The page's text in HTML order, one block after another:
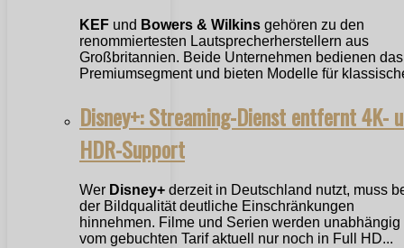
KEF und Bowers & Wilkins gehören zu den
renommiertesten Lautsprecherherstellern aus
Großbritannien. Beide Unternehmen bedienen das
Premiumsegment und bieten Modelle für
Disney+: Streaming-Dienst entfernt 4K-
HDR-Support
Wer Disney+ derzeit in Deutschland nutzt, muss
der Bildqualität deutliche Einschränkungen
hinnehmen. Filme und Serien werden unabhängig
vom gebuchten Tarif aktuell nur noch in Full HD...